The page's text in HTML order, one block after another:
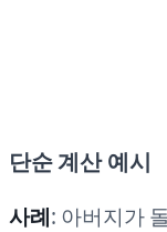
단순 계산 예시
사례: 아버지가